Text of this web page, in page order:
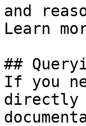
and
Learn
##
If you
directly